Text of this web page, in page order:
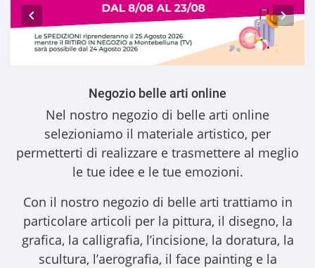
Negozio belle arti online
Nel nostro negozio di belle arti online
selezioniamo il materiale artistico, per
permetterti di realizzare e trasmettere al meglio
le tue idee e le tue emozioni.
Con il nostro negozio di belle arti trattiamo in
particolare articoli per la pittura, il disegno, la
grafica, la calligrafia, l’incisione, la doratura, la
scultura, l’aerografia, il face painting e la